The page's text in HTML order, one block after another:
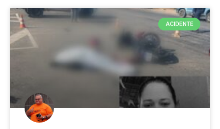
ACIDENTE